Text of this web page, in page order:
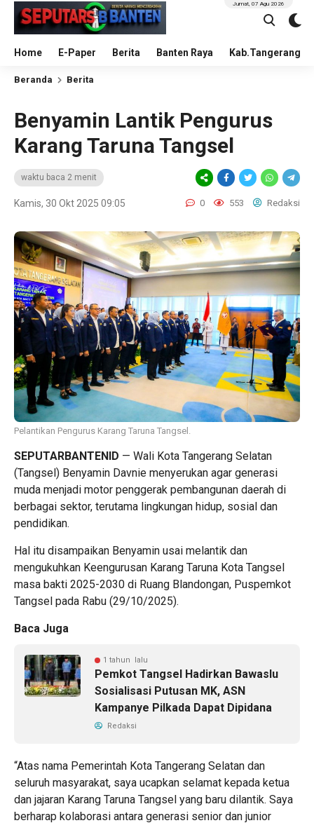
Home E-Paper Berita Banten Raya Kab.Tangerang
Jumat, 07 Agu 2026
Beranda Berita
Benyamin Lantik Pengurus
Karang Taruna Tangsel
waktu baca 2 menit
Kamis, 30 Okt 2025 09:05 0 553 Redaksi
Pelantikan Pengurus Karang Taruna Tangsel.
SEPUTARBANTENID — Wali Kota Tangerang Selatan
(Tangsel) Benyamin Davnie menyerukan agar generasi
muda menjadi motor penggerak pembangunan daerah di
berbagai sektor, terutama lingkungan hidup, sosial dan
pendidikan.
Hal itu disampaikan Benyamin usai melantik dan
mengukuhkan Keengurusan Karang Taruna Kota Tangsel
masa bakti 2025-2030 di Ruang Blandongan, Puspemkot
Tangsel pada Rabu (29/10/2025).
Baca Juga
1 tahun lalu
Pemkot Tangsel Hadirkan Bawaslu
Sosialisasi Putusan MK, ASN
Kampanye Pilkada Dapat Dipidana
Redaksi
“Atas nama Pemerintah Kota Tangerang Selatan dan
seluruh masyarakat, saya ucapkan selamat kepada ketua
dan jajaran Karang Taruna Tangsel yang baru dilantik. Saya
berharap kolaborasi antara generasi senior dan junior